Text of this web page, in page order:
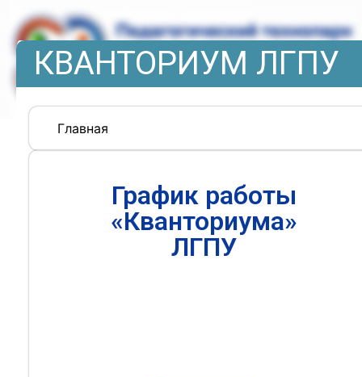
КВАНТОРИУМ ЛГПУ
Главная
График работы
«Кванториума»
ЛГПУ